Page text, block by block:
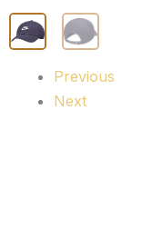
Previous
Next